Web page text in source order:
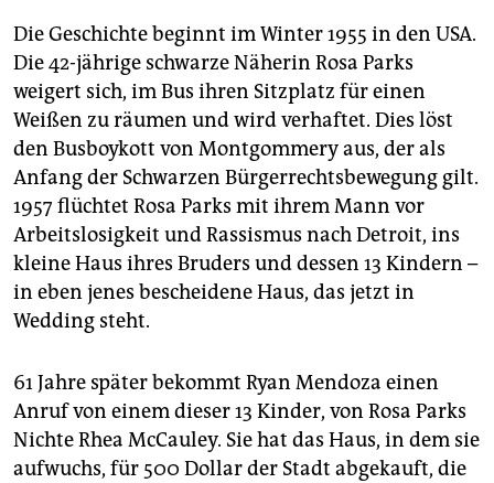
Die Geschichte beginnt im Winter 1955 in den USA.
Die 42-jährige schwarze Näherin Rosa Parks
weigert sich, im Bus ihren Sitzplatz für einen
Weißen zu räumen und wird verhaftet. Dies löst
den Busboykott von Montgommery aus, der als
Anfang der Schwarzen Bürgerrechtsbewegung gilt.
1957 flüchtet Rosa Parks mit ihrem Mann vor
Arbeitslosigkeit und Rassismus nach Detroit, ins
kleine Haus ihres Bruders und dessen 13 Kindern –
in eben jenes bescheidene Haus, das jetzt in
Wedding steht.
61 Jahre später bekommt Ryan Mendoza einen
Anruf von einem dieser 13 Kinder, von Rosa Parks
Nichte Rhea McCauley. Sie hat das Haus, in dem sie
aufwuchs, für 500 Dollar der Stadt abgekauft, die